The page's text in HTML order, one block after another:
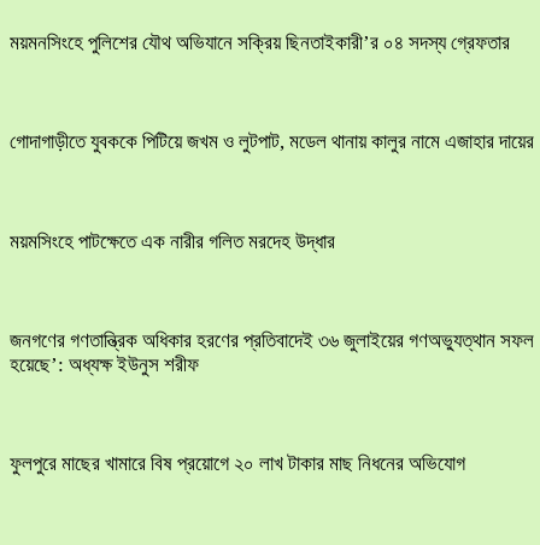
ময়মনসিংহে পুলিশের যৌথ অভিযানে সক্রিয় ছিনতাইকারী’র ০৪ সদস্য গ্রেফতার
​গোদাগাড়ীতে যুবককে পিটিয়ে জখম ও লুটপাট, মডেল থানায় কালুর নামে এজাহার দায়ের
ময়মসিংহে পাটক্ষেতে এক নারীর গলিত মরদেহ উদ্ধার
জনগণের গণতান্ত্রিক অধিকার হরণের প্রতিবাদেই ৩৬ জুলাইয়ের গণঅভ্যুত্থান সফল
হয়েছে’: অধ্যক্ষ ইউনুস শরীফ
ফুলপুরে মাছের খামারে বিষ প্রয়োগে ২০ লাখ টাকার মাছ নিধনের অভিযোগ